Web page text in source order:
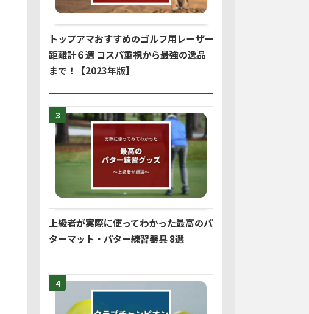
トップアマおすすめのゴルフ用レーザー
距離計６選 コスパ重視から最強の逸品
まで！【2023年版】
3
上級者が実際に使ってわかった最高のパ
ターマット・パター練習器具 8選
4